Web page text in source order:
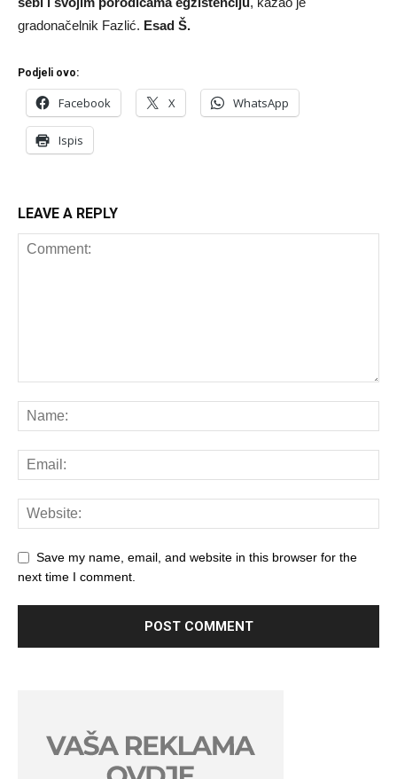
gradonačelnik Fazlić. Esad Š.
Podjeli ovo:
Facebook X WhatsApp
Ispis
LEAVE A REPLY
Save my name, email, and website in this browser for the
next time I comment.